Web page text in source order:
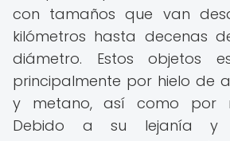
con tamaños que van
kilómetros hasta decenas
diámetro. Estos objetos
principalmente por hielo de
y metano, así como por
Debido a su lejanía